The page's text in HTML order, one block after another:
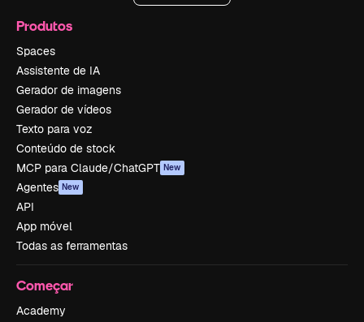
Produtos
Spaces
Assistente de IA
Gerador de imagens
Gerador de vídeos
Texto para voz
Conteúdo de stock
MCP para Claude/ChatGPT New
Agentes New
API
App móvel
Todas as ferramentas
Começar
Academy